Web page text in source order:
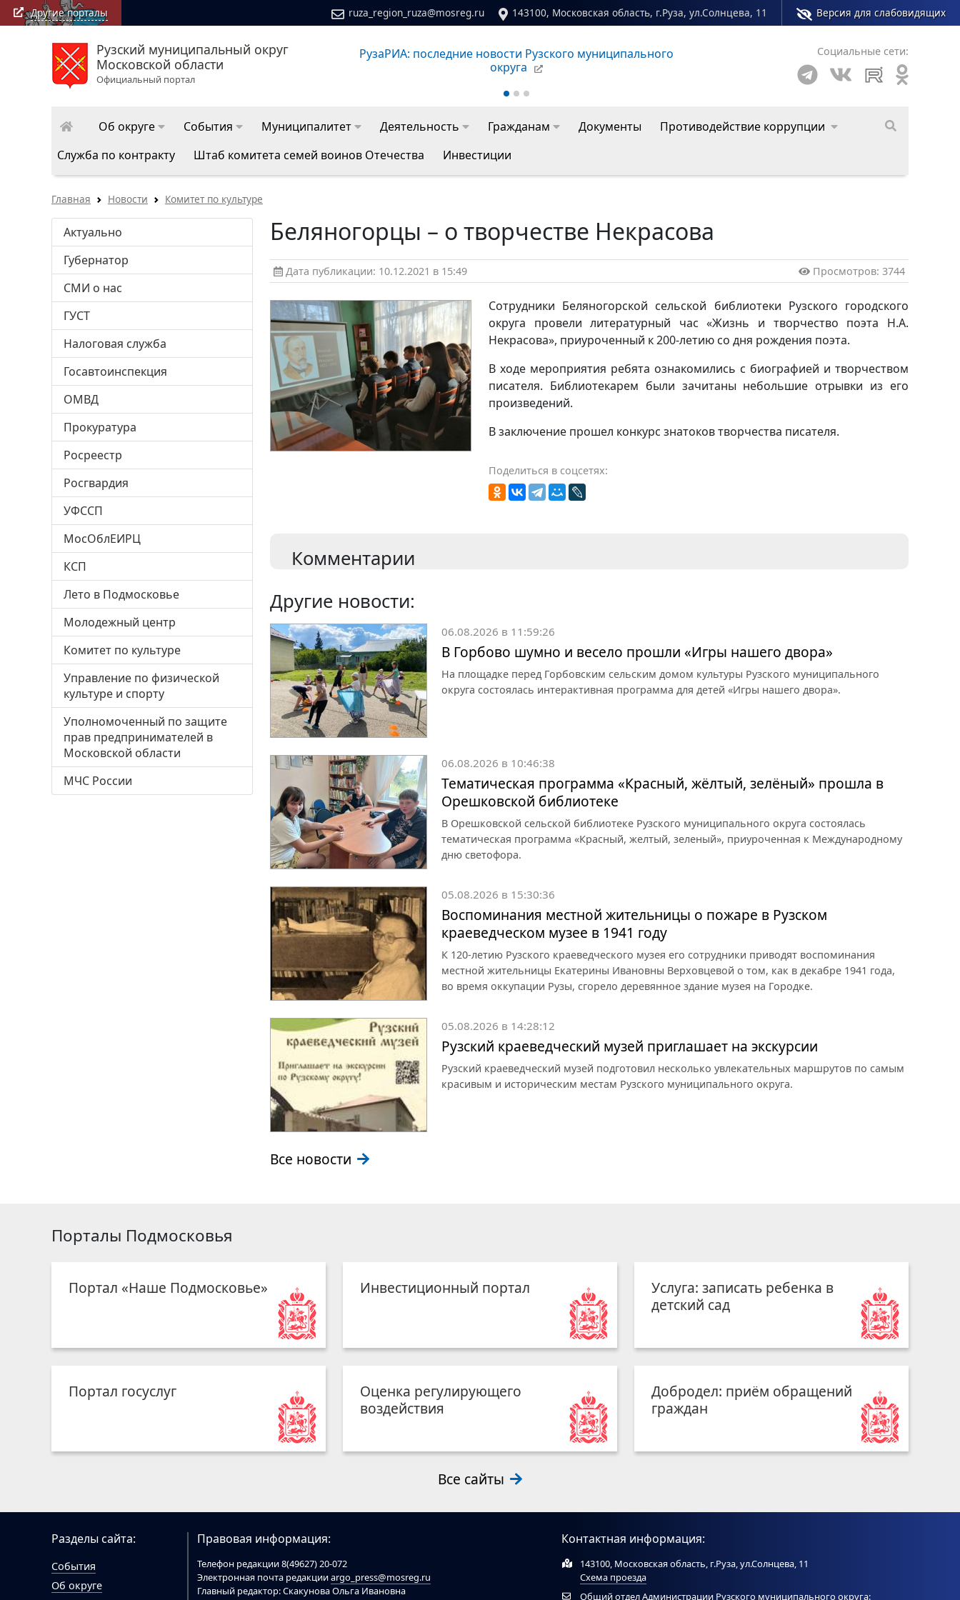
Другие порталы ruza_region_ruza@mosreg.ru 143100, Московская область, г.Руза, ул.Солнцева, 11 Версия для слабовидящих
Рузский муниципальный округ
Московской области
Официальный портал
РузаРИА: последние новости Рузского муниципального
Сайт молодежного центра Рузского муниципального округа Социальные сети:
Об округе События Муниципалитет Деятельность Гражданам Документы
Противодействие коррупции
Служба по контракту
Штаб комитета семей воинов Отечества Инвестиции
Главная Новости Комитет по культуре
Актуально
Губернатор
СМИ о нас
ГУСТ
Налоговая служба
Госавтоинспекция
ОМВД
Прокуратура
Росреестр
Росгвардия
УФССП
МосОблЕИРЦ
КСП
Лето в Подмосковье
Молодежный центр
Комитет по культуре
Управление по физической
культуре и спорту
Уполномоченный по защите
прав предпринимателей в
Московской области
МЧС России
Беляногорцы – о творчестве Некрасова
Дата публикации: 10.12.2021 в 15:49 Просмотров: 3744
Сотрудники Беляногорской сельской библиотеки Рузского городского
округа провели литературный час «Жизнь и творчество поэта Н.А.
Некрасова», приуроченный к 200-летию со дня рождения поэта.
В ходе мероприятия ребята ознакомились с биографией и творчеством
писателя. Библиотекарем были зачитаны небольшие отрывки из его
произведений.
В заключение прошел конкурс знатоков творчества писателя.
Поделиться в соцсетях:
Комментарии
Другие новости:
06.08.2026 в 11:59:26
В Горбово шумно и весело прошли «Игры нашего двора»
На площадке перед Горбовским сельским домом культуры Рузского муниципального
округа состоялась интерактивная программа для детей «Игры нашего двора».
06.08.2026 в 10:46:38
Тематическая программа «Красный, жёлтый, зелёный» прошла в
Орешковской библиотеке
В Орешковской сельской библиотеке Рузского муниципального округа состоялась
тематическая программа «Красный, желтый, зеленый», приуроченная к Международному
дню светофора.
05.08.2026 в 15:30:36
Воспоминания местной жительницы о пожаре в Рузском
краеведческом музее в 1941 году
К 120-летию Рузского краеведческого музея его сотрудники приводят воспоминания
местной жительницы Екатерины Ивановны Верховцевой о том, как в декабре 1941 года,
во время оккупации Рузы, сгорело деревянное здание музея на Городке.
05.08.2026 в 14:28:12
Рузский краеведческий музей приглашает на экскурсии
Рузский краеведческий музей подготовил несколько увлекательных маршрутов по самым
красивым и историческим местам Рузского муниципального округа.
Все новости
Порталы Подмосковья
Портал «Наше Подмосковье» Инвестиционный портал
Услуга: записать ребенка в
детский сад
Портал госуслуг
Оценка регулирующего
воздействия
Добродел: приём обращений
граждан
Все сайты
Разделы сайта:
События
Об округе
Правовая информация:
Телефон редакции 8(49627) 20-072
Электронная почта редакцииargo_press@mosreg.ru
Главный редактор: Скакунова Ольга Ивановна
Контактная информация:
143100, Московская область, г.Руза, ул.Солнцева, 11
Схема проезда
Общий отдел Администрации Рузского муниципального округа: